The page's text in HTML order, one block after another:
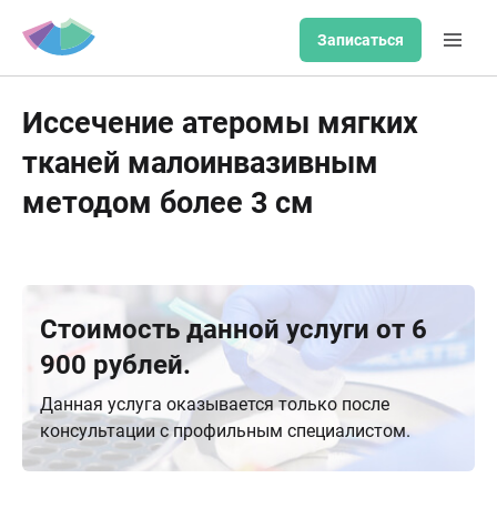
Записаться
Иссечение атеромы мягких
тканей малоинвазивным
методом более 3 см
Стоимость данной услуги от 6
900 рублей.
Данная услуга оказывается только после
консультации с профильным специалистом.